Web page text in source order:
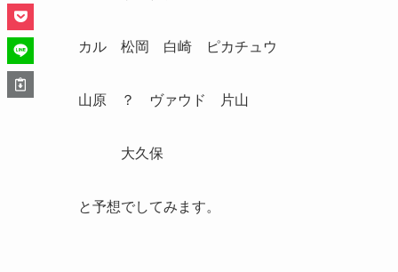
カル 松岡 白崎 ピカチュウ
山原 ？ ヴァウド 片山
大久保
と予想でしてみます。